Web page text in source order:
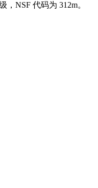
，NSF 代码为 312m。